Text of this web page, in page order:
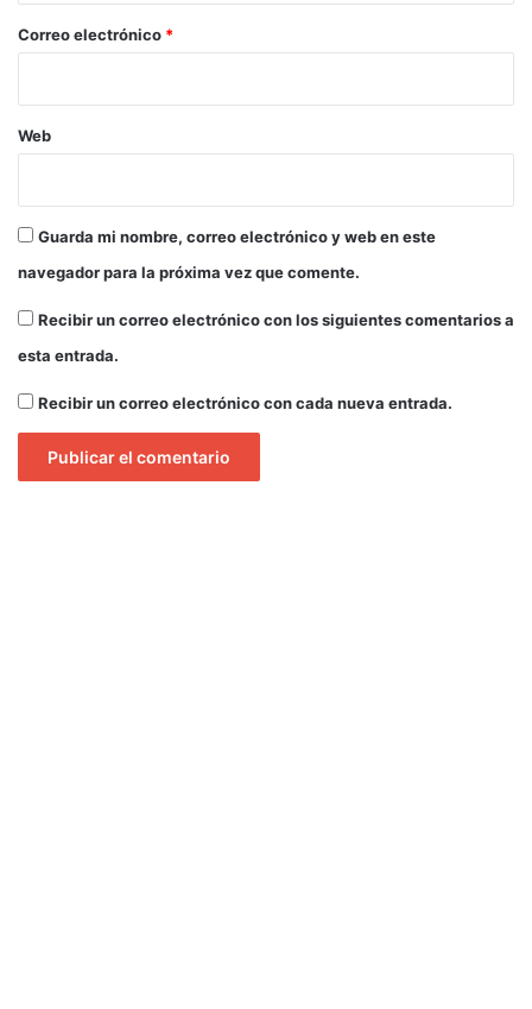
*
Correo electrónico *
Web
Guarda mi nombre, correo electrónico y web en este
navegador para la próxima vez que comente.
Recibir un correo electrónico con los siguientes comentarios a
esta entrada.
Recibir un correo electrónico con cada nueva entrada.